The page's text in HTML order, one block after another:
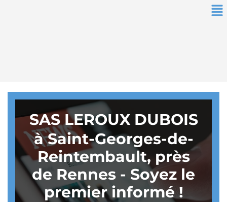
SAS LEROUX DUBOIS
à Saint-Georges-de-
Reintembault, près
de Rennes - Soyez le
premier informé !